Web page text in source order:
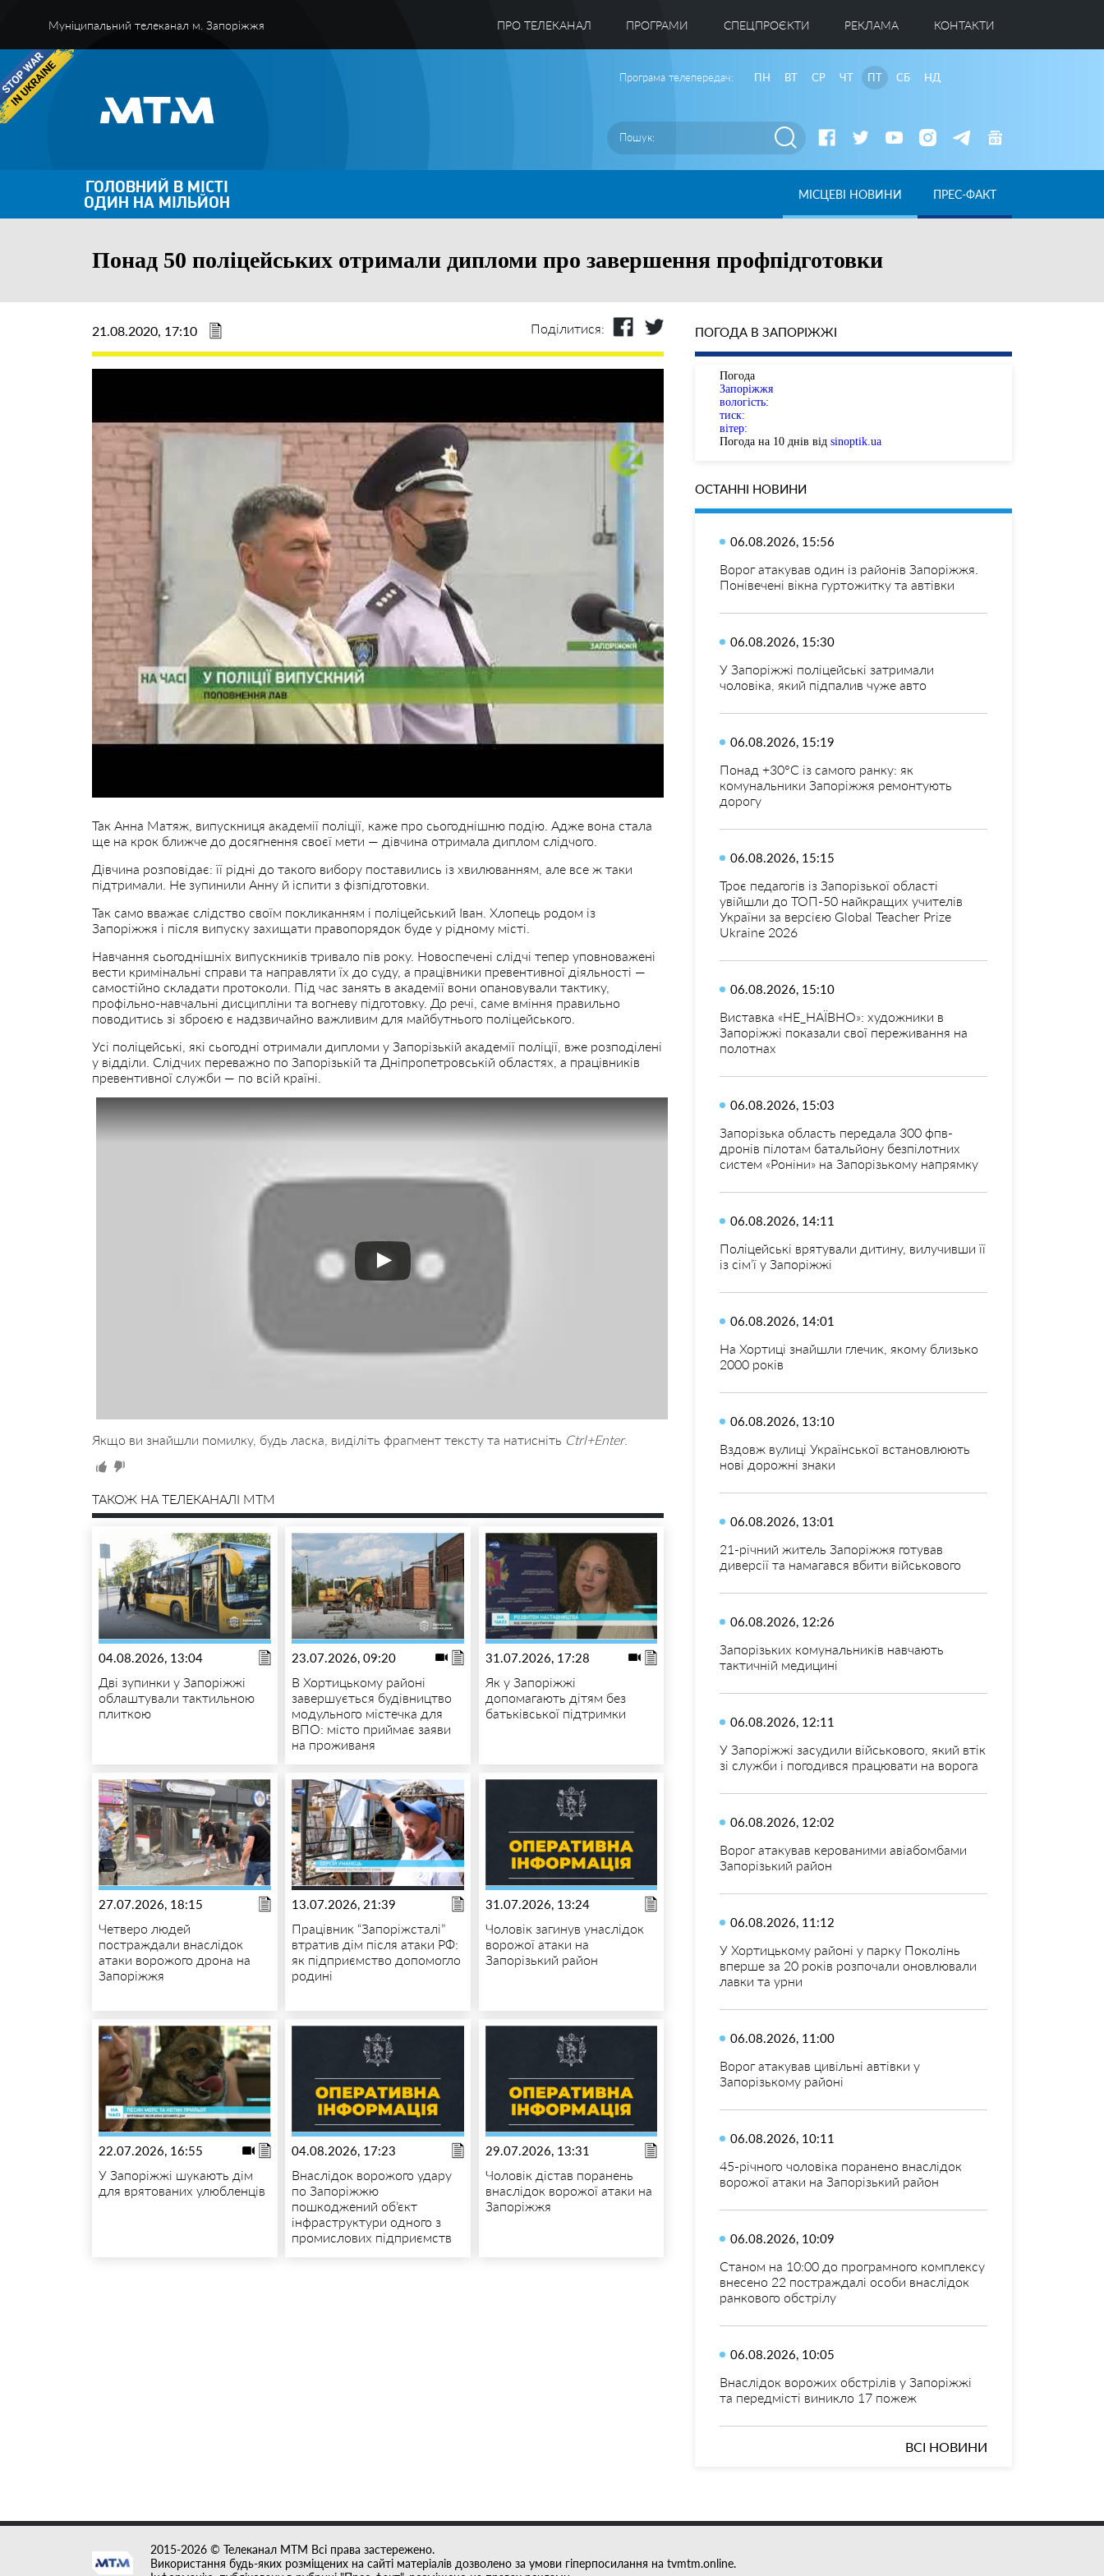
Муніципальний телеканал м. Запоріжжя ПРО ТЕЛЕКАНАЛ ПРОГРАМИ CПЕЦПРОЄКТИ РЕКЛАМА КОНТАКТИ
Програма телепередач: ПН ВТ СР ЧТ ПТ СБ НД
ГОЛОВНИЙ В МІСТІ
ОДИН НА МІЛЬЙОН МІСЦЕВІ НОВИНИ ПРЕС-ФАКТ
Понад 50 поліцейських отримали дипломи про завершення профпідготовки
21.08.2020, 17:10 Поділитися:
Так Анна Матяж, випускниця академії поліції, каже про сьогоднішню подію. Адже вона стала
ще на крок ближче до досягнення своєї мети — дівчина отримала диплом слідчого.
Дівчина розповідає: її рідні до такого вибору поставились із хвилюванням, але все ж таки
підтримали. Не зупинили Анну й іспити з фізпідготовки.
Так само вважає слідство своїм покликанням і поліцейський Іван. Хлопець родом із
Запоріжжя і після випуску захищати правопорядок буде у рідному місті.
Навчання сьогоднішніх випускників тривало пів року. Новоспечені слідчі тепер уповноважені
вести кримінальні справи та направляти їх до суду, а працівники превентивної діяльності —
самостійно складати протоколи. Під час занять в академії вони опановували тактику,
профільно-навчальні дисципліни та вогневу підготовку. До речі, саме вміння правильно
поводитись зі зброєю є надзвичайно важливим для майбутнього поліцейського.
Усі поліцейські, які сьогодні отримали дипломи у Запорізькій академії поліції, вже розподілені
у відділи. Слідчих переважно по Запорізькій та Дніпропетровській областях, а працівників
превентивної служби — по всій країні.
Якщо ви знайшли помилку, будь ласка, виділіть фрагмент тексту та натисніть Ctrl+Enter.
ТАКОЖ НА ТЕЛЕКАНАЛІ MTM
04.08.2026, 13:04
Дві зупинки у Запоріжжі
облаштували тактильною
плиткою
23.07.2026, 09:20
В Хортицькому районі
завершується будівництво
модульного містечка для
ВПО: місто приймає заяви
на проживаня
31.07.2026, 17:28
Як у Запоріжжі
допомагають дітям без
батьківської підтримки
27.07.2026, 18:15
Четверо людей
постраждали внаслідок
атаки ворожого дрона на
Запоріжжя
13.07.2026, 21:39
Працівник “Запоріжсталі”
втратив дім після атаки РФ:
як підприємство допомогло
родині
31.07.2026, 13:24
Чоловік загинув унаслідок
ворожої атаки на
Запорізький район
22.07.2026, 16:55
У Запоріжжі шукають дім
для врятованих улюбленців
04.08.2026, 17:23
Внаслідок ворожого удару
по Запоріжжю
пошкоджений об’єкт
інфраструктури одного з
промислових підприємств
29.07.2026, 13:31
Чоловік дістав поранень
внаслідок ворожої атаки на
Запоріжжя
ПОГОДА В ЗАПОРІЖЖІ
Погода
Запоріжжя
вологість:
тиск:
вітер:
Погода на 10 днів від sinoptik.ua
ОСТАННІ НОВИНИ
06.08.2026, 15:56
Ворог атакував один із районів Запоріжжя.
Понівечені вікна гуртожитку та автівки
06.08.2026, 15:30
У Запоріжжі поліцейські затримали
чоловіка, який підпалив чуже авто
06.08.2026, 15:19
Понад +30°C із самого ранку: як
комунальники Запоріжжя ремонтують
дорогу
06.08.2026, 15:15
Троє педагогів із Запорізької області
увійшли до ТОП-50 найкращих учителів
України за версією Global Teacher Prize
Ukraine 2026
06.08.2026, 15:10
Виставка «НЕ_НАЇВНО»: художники в
Запоріжжі показали свої переживання на
полотнах
06.08.2026, 15:03
Запорізька область передала 300 фпв-
дронів пілотам батальйону безпілотних
систем «Роніни» на Запорізькому напрямку
06.08.2026, 14:11
Поліцейські врятували дитину, вилучивши її
із сім’ї у Запоріжжі
06.08.2026, 14:01
На Хортиці знайшли глечик, якому близько
2000 років
06.08.2026, 13:10
Вздовж вулиці Української встановлюють
нові дорожні знаки
06.08.2026, 13:01
21-річний житель Запоріжжя готував
диверсії та намагався вбити військового
06.08.2026, 12:26
Запорізьких комунальників навчають
тактичній медицині
06.08.2026, 12:11
У Запоріжжі засудили військового, який втік
зі служби і погодився працювати на ворога
06.08.2026, 12:02
Ворог атакував керованими авіабомбами
Запорізький район
06.08.2026, 11:12
У Хортицькому районі у парку Поколінь
вперше за 20 років розпочали оновлювали
лавки та урни
06.08.2026, 11:00
Ворог атакував цивільні автівки у
Запорізькому районі
06.08.2026, 10:11
45-річного чоловіка поранено внаслідок
ворожої атаки на Запорізький район
06.08.2026, 10:09
Станом на 10:00 до програмного комплексу
внесено 22 постраждалі особи внаслідок
ранкового обстрілу
06.08.2026, 10:05
Внаслідок ворожих обстрілів у Запоріжжі
та передмісті виникло 17 пожеж
ВСІ НОВИНИ
2015-2026 © Телеканал MTM Всі права застережено.
Використання будь-яких розміщених на сайті матеріалів дозволено за умови гіперпосилання на tvmtm.online.